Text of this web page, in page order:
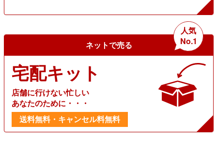
ネットで売る
人気
No.1
宅配キット
店舗に行けない忙しい
あなたのために・・・
送料無料・キャンセル料無料